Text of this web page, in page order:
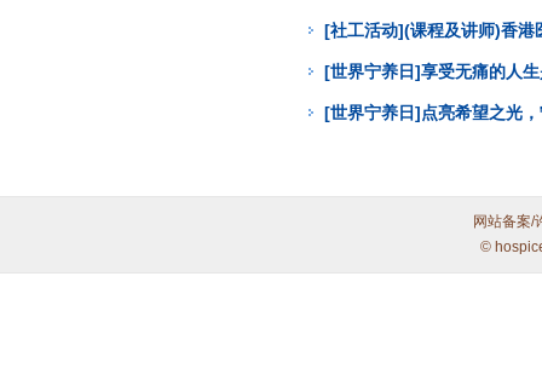
[社工活动](课程及讲师)香
[世界宁养日]享受无痛的人
[世界宁养日]点亮希望之光
网站备案/
©